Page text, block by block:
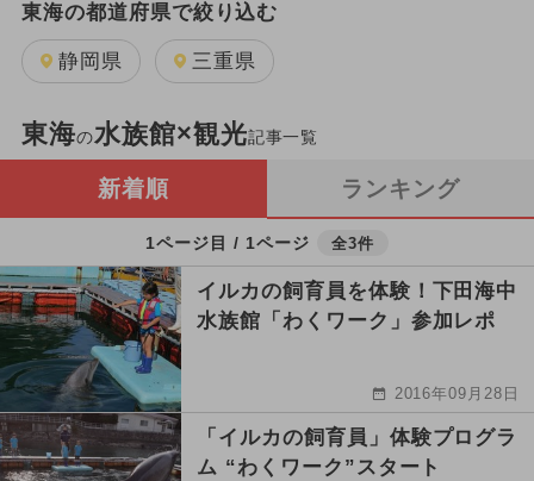
東海の都道府県で絞り込む
静岡県 三重県
東海の水族館×観光記事一覧
新着順 ランキング
1ページ目 / 1ページ 全3件
イルカの飼育員を体験！下田海中
水族館「わくワーク」参加レポ
2016年09月28日
「イルカの飼育員」体験プログラ
ム “わくワーク”スタート